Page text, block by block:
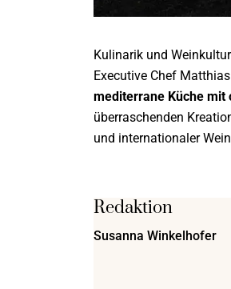
Kulinarik und
Executive Chef
mediterrane Küche mit
überraschenden
und internationaler
Redaktion
Susanna Winkelhofer